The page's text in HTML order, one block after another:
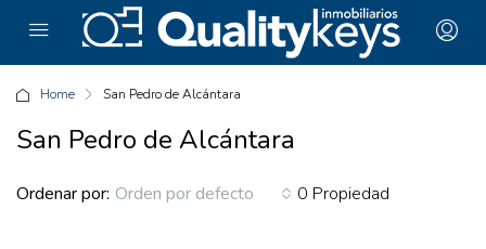
Home San Pedro de Alcántara
San Pedro de Alcántara
0 Propiedad
Ordenar por: Orden por defecto